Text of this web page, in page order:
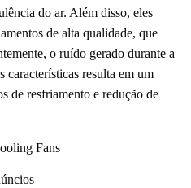
do ar. Além disso, eles
de alta qualidade, que
o ruído gerado durante a
características resulta em um
de resfriamento e redução de
Fans